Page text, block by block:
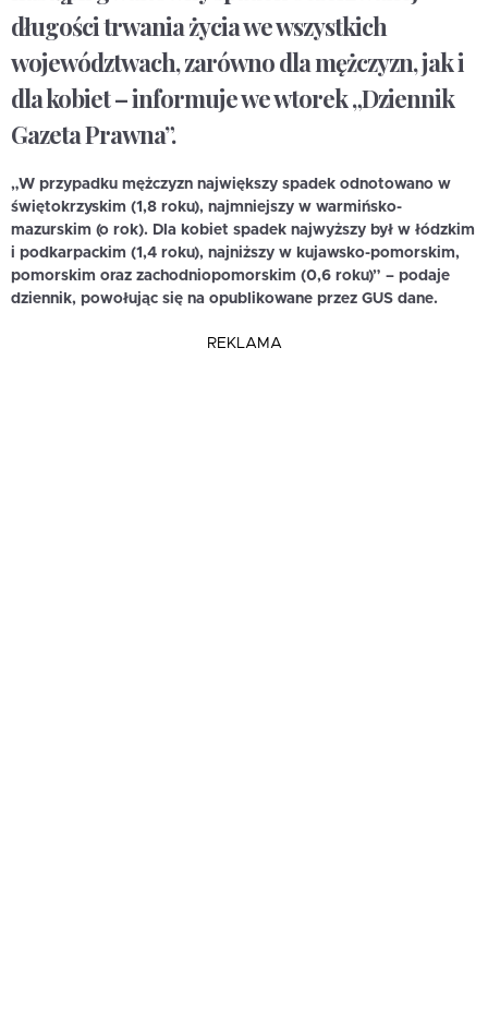
długości trwania życia we wszystkich
województwach, zarówno dla mężczyzn, jak i
dla kobiet – informuje we wtorek „Dziennik
Gazeta Prawna”.
„W przypadku mężczyzn największy spadek odnotowano w
świętokrzyskim (1,8 roku), najmniejszy w warmińsko-
mazurskim (o rok). Dla kobiet spadek najwyższy był w łódzkim
i podkarpackim (1,4 roku), najniższy w kujawsko-pomorskim,
pomorskim oraz zachodniopomorskim (0,6 roku)” – podaje
dziennik, powołując się na opublikowane przez GUS dane.
REKLAMA